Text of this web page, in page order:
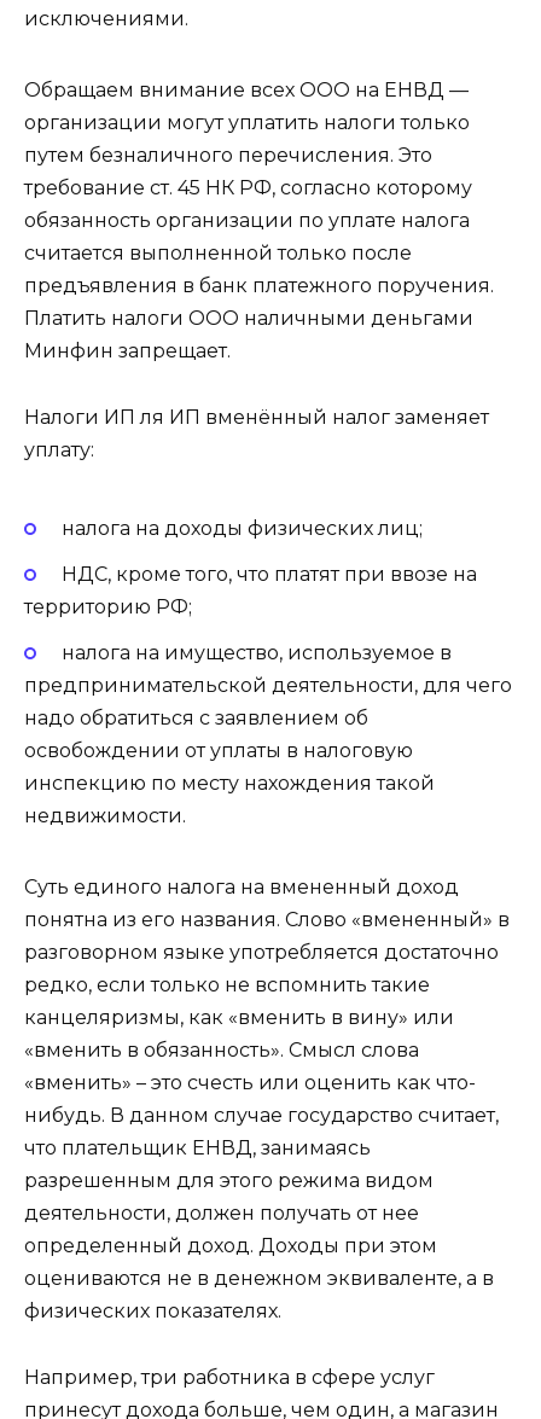
исключениями.
Обращаем внимание всех ООО на ЕНВД —
организации могут уплатить налоги только
путем безналичного перечисления. Это
требование ст. 45 НК РФ, согласно которому
обязанность организации по уплате налога
считается выполненной только после
предъявления в банк платежного поручения.
Платить налоги ООО наличными деньгами
Минфин запрещает.
Налоги ИП ля ИП вменённый налог заменяет
уплату:
налога на доходы физических лиц;
НДС, кроме того, что платят при ввозе на
территорию РФ;
налога на имущество, используемое в
предпринимательской деятельности, для чего
надо обратиться с заявлением об
освобождении от уплаты в налоговую
инспекцию по месту нахождения такой
недвижимости.
Суть единого налога на вмененный доход
понятна из его названия. Слово «вмененный» в
разговорном языке употребляется достаточно
редко, если только не вспомнить такие
канцеляризмы, как «вменить в вину» или
«вменить в обязанность». Смысл слова
«вменить» – это счесть или оценить как что-
нибудь. В данном случае государство считает,
что плательщик ЕНВД, занимаясь
разрешенным для этого режима видом
деятельности, должен получать от нее
определенный доход. Доходы при этом
оцениваются не в денежном эквиваленте, а в
физических показателях.
Например, три работника в сфере услуг
принесут дохода больше, чем один, а магазин